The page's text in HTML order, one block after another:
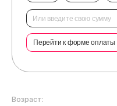
Перейти к форме оплаты
Возраст: